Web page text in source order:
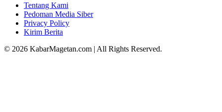
Tentang Kami
Pedoman Media Siber
Privacy Policy
Kirim Berita
© 2026 KabarMagetan.com | All Rights Reserved.